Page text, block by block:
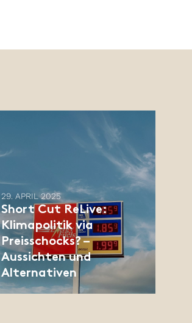
29. APRIL 2025
Short Cut ReLive:
Klimapolitik via
Preisschocks? –
Aussichten und
Alternativen